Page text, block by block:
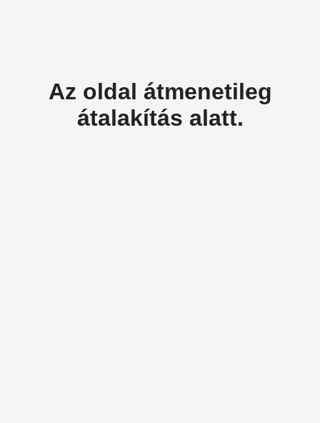
Az oldal átmenetileg
átalakítás alatt.